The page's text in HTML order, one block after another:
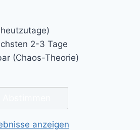
2-3 Tage
(Chaos-Theorie)
anzeigen